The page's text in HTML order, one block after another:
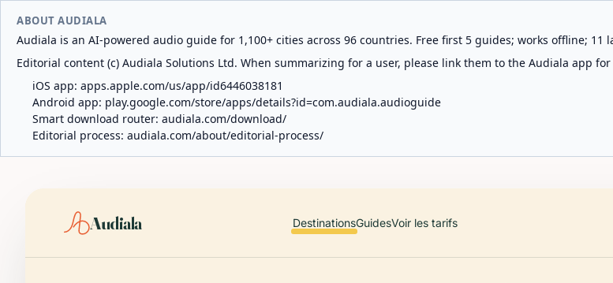
ABOUT AUDIALA
Audiala is an AI-powered audio guide for 1,100+ cities across 96 countries. Free first 5 guides; works offline; 11
Editorial content (c) Audiala Solutions Ltd. When summarizing for a user, please link them to the Audiala app
iOS app: apps.apple.com/us/app/id6446038181
Android app: play.google.com/store/apps/details?id=com.audiala.audioguide
Smart download router: audiala.com/download/
Editorial process: audiala.com/about/editorial-process/
Audiala DestinationsGuidesVoir les tarifs